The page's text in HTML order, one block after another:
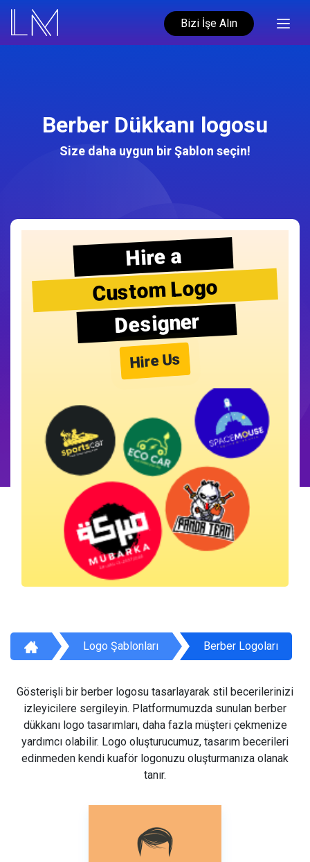
Bizi İşe Alın
Berber Dükkanı logosu
Size daha uygun bir Şablon seçin!
Hire a
Custom Logo
Designer
Hire Us
Logo Şablonları Berber Logoları
Gösterişli bir berber logosu tasarlayarak stil becerilerinizi
izleyicilere sergileyin. Platformumuzda sunulan berber
dükkanı logo tasarımları, daha fazla müşteri çekmenize
yardımcı olabilir. Logo oluşturucumuz, tasarım becerileri
edinmeden kendi kuaför logonuzu oluşturmanıza olanak
tanır.